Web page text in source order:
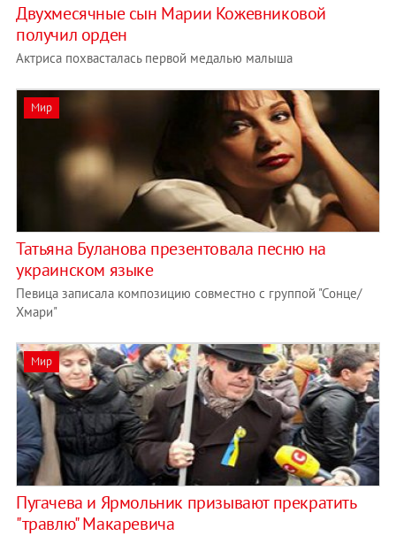
Двухмесячные сын Марии Кожевниковой
получил орден
Актриса похвасталась первой медалью малыша
Мир
Татьяна Буланова презентовала песню на
украинском языке
Певица записала композицию совместно с группой "Сонце/
Хмари"
Мир
Пугачева и Ярмольник призывают прекратить
"травлю" Макаревича